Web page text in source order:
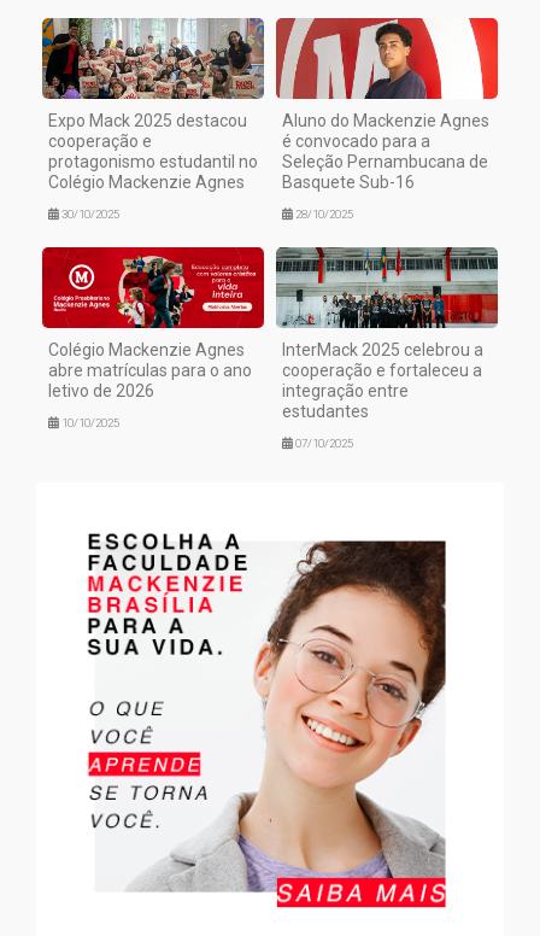
Expo Mack 2025 destacou
cooperação e
protagonismo estudantil no
Colégio Mackenzie Agnes
30/10/2025
Aluno do Mackenzie Agnes
é convocado para a
Seleção Pernambucana de
Basquete Sub-16
28/10/2025
Colégio Mackenzie Agnes
abre matrículas para o ano
letivo de 2026
10/10/2025
InterMack 2025 celebrou a
cooperação e fortaleceu a
integração entre
estudantes
07/10/2025